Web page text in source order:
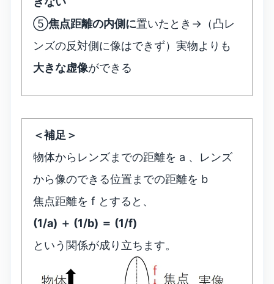
⑤焦点距離の内側に置いたとき→（凸レ
ンズの反対側に像はできず）実物よりも
大きな虚像ができる
＜補足＞
物体からレンズまでの距離を a 、レンズ
から像のできる位置までの距離を b
焦点距離を f とすると、
(1/a) ＋ (1/b) ＝ (1/f)
という関係が成り立ちます。